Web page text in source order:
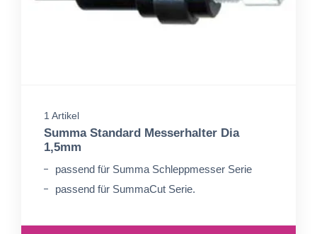
1 Artikel
Summa Standard Messerhalter Dia
1,5mm
passend für Summa Schleppmesser Serie
passend für SummaCut Serie.